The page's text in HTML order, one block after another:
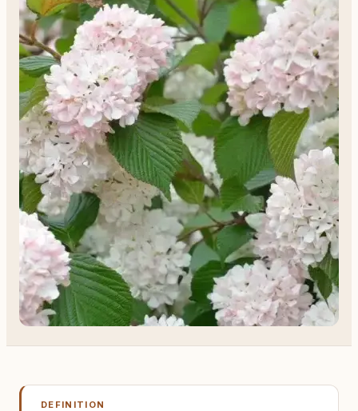
DEFINITION